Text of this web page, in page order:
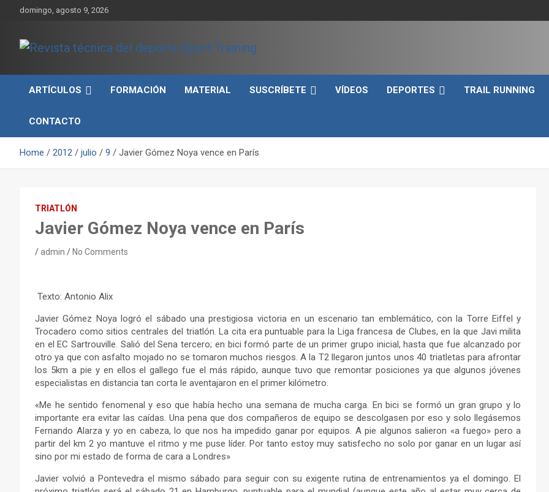
domingo, agosto 9, 2026
Revista técnica del
deporte Sport Training
rendimiento, nutrición y entrenamiento.
ARTÍCULOS
FORMACIÓN MATERIAL SUSCRÍBETE VÍDEOS DEPORTES TRAIL RUNNING
CONTACTO
Home 2012 julio 9 Javier Gómez Noya vence en París
TRIATLÓN
Javier Gómez Noya vence en París
admin No Comments
Texto: Antonio Alix
Javier Gómez Noya logró el sábado una prestigiosa victoria en un escenario tan emblemático, con la Torre Eiffel y
Trocadero como sitios centrales del triatlón. La cita era puntuable para la Liga francesa de Clubes, en la que Javi milita
en el EC Sartrouville. Salió del Sena tercero; en bici formó parte de un primer grupo inicial, hasta que fue alcanzado por
otro ya que con asfalto mojado no se tomaron muchos riesgos. A la T2 llegaron juntos unos 40 triatletas para afrontar
los 5km a pie y en ellos el gallego fue el más rápido, aunque tuvo que remontar posiciones ya que algunos jóvenes
especialistas en distancia tan corta le aventajaron en el primer kilómetro.
«Me he sentido fenomenal y eso que había hecho una semana de mucha carga. En bici se formó un gran grupo y lo
importante era evitar las caídas. Una pena que dos compañeros de equipo se descolgasen por eso y solo llegásemos
Fernando Alarza y yo en cabeza, lo que nos ha impedido ganar por equipos. A pie algunos salieron «a fuego» pero a
partir del km 2 yo mantuve el ritmo y me puse líder. Por tanto estoy muy satisfecho no solo por ganar en un lugar así
sino por mi estado de forma de cara a Londres»
Javier volvió a Pontevedra el mismo sábado para seguir con su exigente rutina de entrenamientos ya el domingo. El